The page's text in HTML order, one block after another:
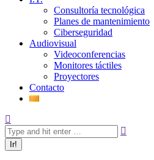
Consultoría tecnológica
Planes de mantenimiento
Ciberseguridad
Audiovisual
Videoconferencias
Monitores táctiles
Proyectores
Contacto